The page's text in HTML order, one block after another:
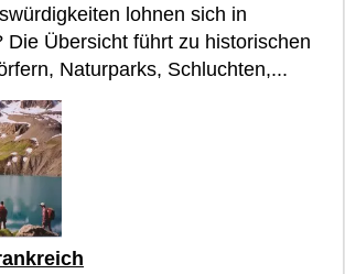
lohnen sich in
Die Übersicht führt zu historischen
Naturparks, Schluchten,...